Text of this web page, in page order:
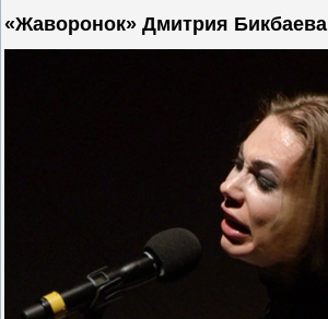
«Жаворонок» Дмитрия Бикбаева